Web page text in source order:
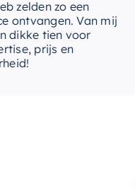
zo een
Van mij
tien voor
prijs en